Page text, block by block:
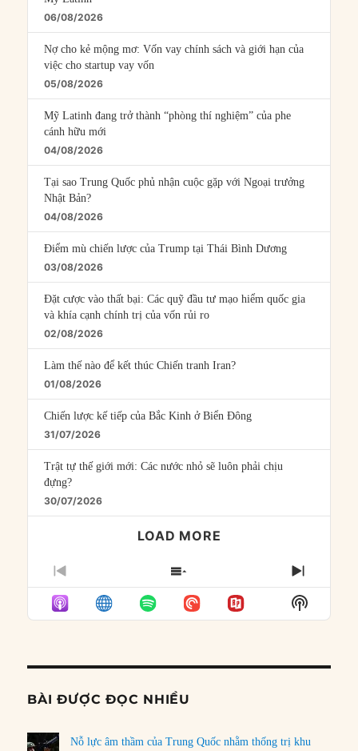
06/08/2026
Nợ cho kẻ mộng mơ: Vốn vay chính sách và giới hạn của
việc cho startup vay vốn
05/08/2026
Mỹ Latinh đang trở thành “phòng thí nghiệm” của phe
cánh hữu mới
04/08/2026
Tại sao Trung Quốc phủ nhận cuộc gặp với Ngoại trưởng
Nhật Bản?
04/08/2026
Điểm mù chiến lược của Trump tại Thái Bình Dương
03/08/2026
Đặt cược vào thất bại: Các quỹ đầu tư mạo hiểm quốc gia
và khía cạnh chính trị của vốn rủi ro
02/08/2026
Làm thế nào để kết thúc Chiến tranh Iran?
01/08/2026
Chiến lược kế tiếp của Bắc Kinh ở Biển Đông
31/07/2026
Trật tự thế giới mới: Các nước nhỏ sẽ luôn phải chịu
đựng?
30/07/2026
LOAD MORE
PREVIOUS
EPISODE
SHOW
EPISODES
LIST
NEXT
Show
Podcast
BÀI ĐƯỢC ĐỌC NHIỀU
Nỗ lực âm thầm của Trung Quốc nhằm thống trị khu